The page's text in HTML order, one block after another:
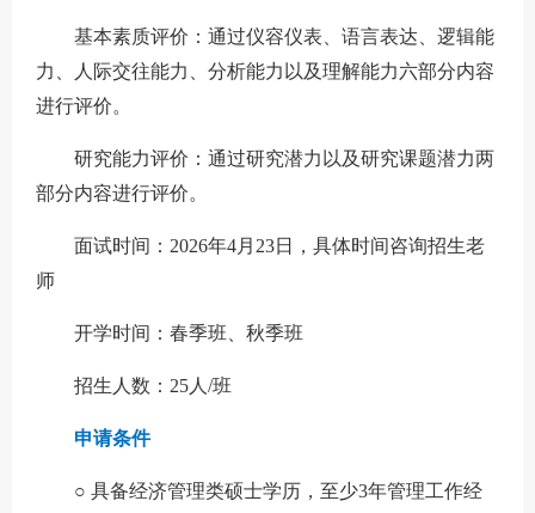
基本素质评价：通过仪容仪表、语言表达、逻辑能
力、人际交往能力、分析能力以及理解能力六部分内容
进行评价。
研究能力评价：通过研究潜力以及研究课题潜力两
部分内容进行评价。
面试时间：2026年4月23日，具体时间咨询招生老
师
开学时间：春季班、秋季班
招生人数：25人/班
申请条件
○ 具备经济管理类硕士学历，至少3年管理工作经